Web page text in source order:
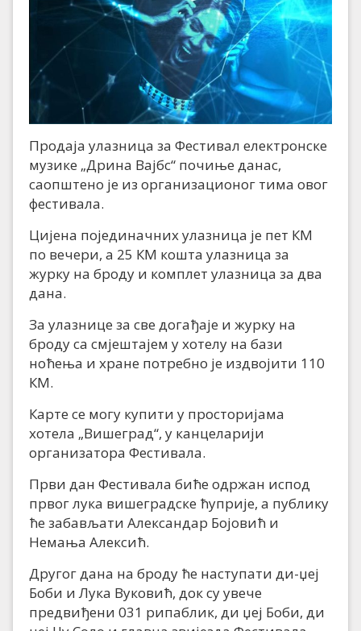
Продаја улазница за Фестивал електронске
музике „Дрина Вајбс“ почиње данас,
саопштено је из организационог тима овог
фестивала.
Цијена појединачних улазница је пет КМ
по вечери, а 25 КМ кошта улазница за
журку на броду и комплет улазница за два
дана.
За улазнице за све догађаје и журку на
броду са смјештајем у хотелу на бази
ноћења и хране потребно је издвојити 110
КМ.
Карте се могу купити у просторијама
хотела „Вишеград“, у канцеларији
организатора Фестивала.
Први дан Фестивала биће одржан испод
првог лука вишеградске ћуприје, а публику
ће забављати Александар Бојовић и
Немања Алексић.
Другог дана на броду ће наступати ди-џеј
Боби и Лука Вуковић, док су увече
предвиђени 031 рипаблик, ди џеј Боби, ди